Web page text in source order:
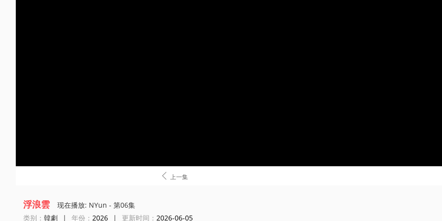
 上一集
浮浪雲
现在播放: NYun - 第06集
类别： 韓劇 | 年份： 2026 | 更新时间： 2026-06-05